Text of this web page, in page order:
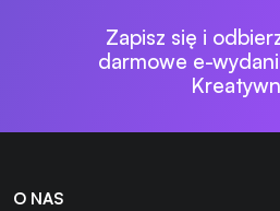
Zapisz się i
darmowe e-
O NAS